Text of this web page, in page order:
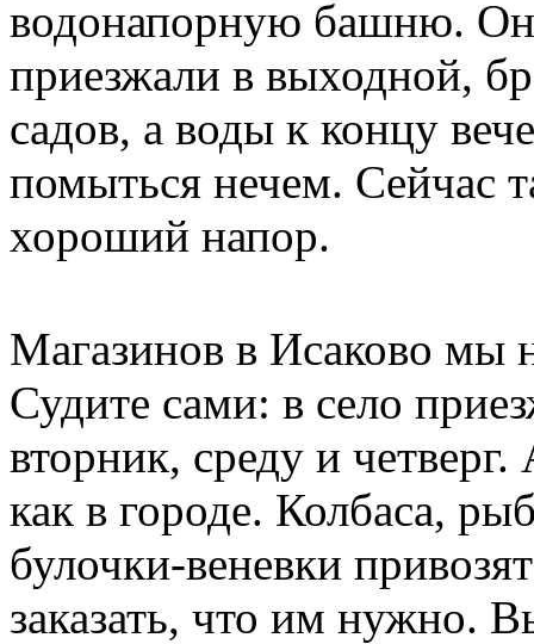
водонапорную башню.
приезжали в выходной,
садов, а воды к концу
помыться нечем. Сейчас
хороший напор.
Магазинов в Исаково мы
Судите сами: в село
вторник, среду и
как в городе. Колбаса,
булочки-веневки
заказать, что им нужно.